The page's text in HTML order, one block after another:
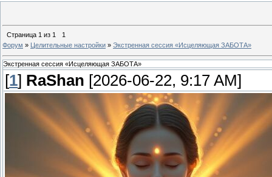
Страница 1 из 1
1
Форум » Целительные настройки » Экстренная сессия «Исцеляющая ЗАБОТА»
Экстренная сессия «Исцеляющая ЗАБОТА»
[1] RaShan [2026-06-22, 9:17 AM]